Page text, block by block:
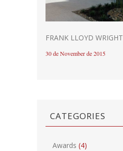
FRANK LLOYD WRIGHT
30 de November de 2015
CATEGORIES
Awards (4)